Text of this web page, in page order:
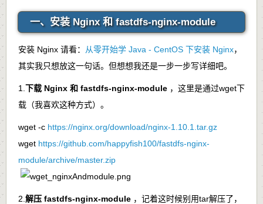
一、安装 Nginx 和 fastdfs-nginx-module
安装 Nginx 请看： 从零开始学 Java - CentOS 下安装 Nginx，
其实我只想放这一句话。但想想我还是一步一步写详细吧。
1. 下载 Nginx 和 fastdfs-nginx-module ，这里是通过wget下
载（我喜欢这种方式）。
wget -c https://nginx.org/download/nginx-1.10.1.tar.gz
wget https://github.com/happyfish100/fastdfs-nginx-
module/archive/master.zip
2. 解压 fastdfs-nginx-module ，记着这时候别用tar解压了，